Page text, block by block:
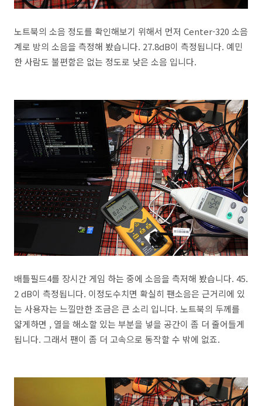
노트북의 소음 정도를 확인해보기 위해서 먼저 Center-320 소음
계로 방의 소음을 측정해 봤습니다. 27.8dB이 측정됩니다. 예민
한 사람도 불편함은 없는 정도로 낮은 소음 입니다.
배틀필드4를 장시간 게임 하는 중에 소음을 측저해 봤습니다. 45.
2 dB이 측정됩니다. 이정도수치면 확실히 팬소음은 근거리에 있
는 사용자는 느낄만한 조금은 큰 소리 입니다. 노트북의 두께를
얇게하면 , 열을 해소할 있는 부분을 넣을 공간이 좀 더 줄어들게
됩니다. 그래서 팬이 좀 더 고속으로 동작할 수 밖에 없죠.